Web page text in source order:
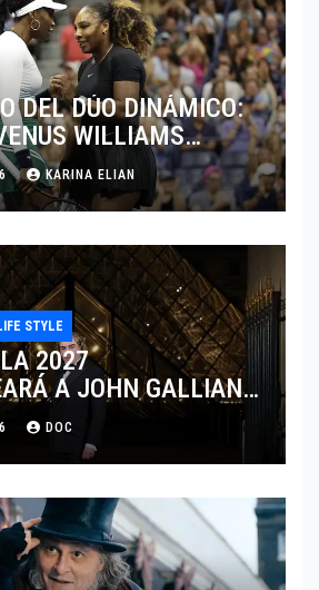
DEL DÚO DINÁMICO:
WILLIAMS
LOS DOBLES EN
2026
KARINA ELIAN
STYLE
2027
A JOHN GALLIANO
REGRESO DEL REY
DOC